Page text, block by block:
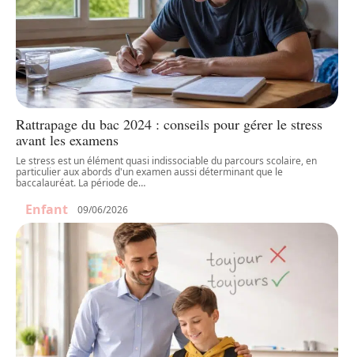
Rattrapage du bac 2024 : conseils pour gérer le stress
avant les examens
Le stress est un élément quasi indissociable du parcours scolaire, en
particulier aux abords d'un examen aussi déterminant que le
baccalauréat. La période de…
Enfant 09/06/2026